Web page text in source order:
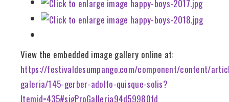
View the embedded image gallery online at:
https://festivaldesumpango.com/component/content/
galeria/145-gerber-adolfo-quisque-solis?
Itemid=435#sigProGalleria94d59980fd